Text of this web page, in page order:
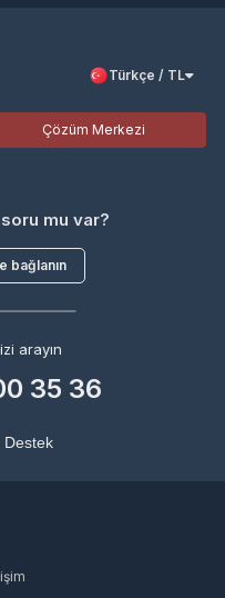
Türkçe / TL
Çözüm Merkezi
soru mu var?
bağlanın
arayın
35 36
Destek